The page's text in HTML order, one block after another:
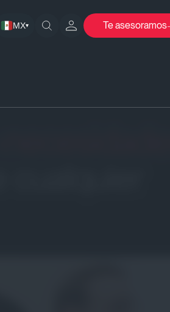
MX▾ Te asesoramos